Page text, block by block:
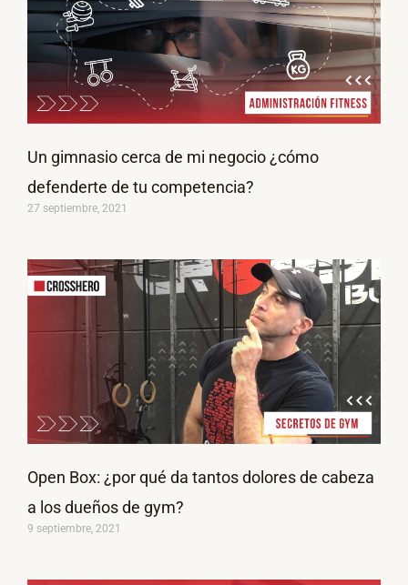
Un gimnasio cerca de mi negocio ¿cómo
defenderte de tu competencia?
27 septiembre, 2021
Open Box: ¿por qué da tantos dolores de cabeza
a los dueños de gym?
9 septiembre, 2021